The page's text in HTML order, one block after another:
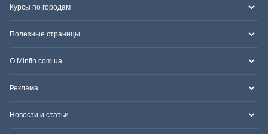
Курсы по городам
Полезные страницы
О Minfin.com.ua
Реклама
Новости и статьи